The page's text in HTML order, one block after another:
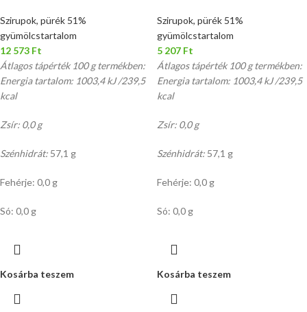
Szirupok, pürék 51%
gyümölcstartalom
12 573 Ft
Átlagos tápérték 100 g termékben:
Energia tartalom: 1003,4 kJ /239,5
kcal
Zsír: 0,0 g
Szénhidrát: 57,1 g
Fehérje: 0,0 g
Só: 0,0 g
Kosárba teszem
Szirupok, pürék 51%
gyümölcstartalom
5 207 Ft
Átlagos tápérték 100 g termékben:
Energia tartalom: 1003,4 kJ /239,5
kcal
Zsír: 0,0 g
Szénhidrát: 57,1 g
Fehérje: 0,0 g
Só: 0,0 g
Kosárba teszem